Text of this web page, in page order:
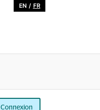
EN / FR
Connexion